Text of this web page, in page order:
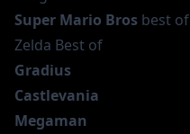
Super Mario Bros best of
Zelda Best of
Gradius
Castlevania
Megaman